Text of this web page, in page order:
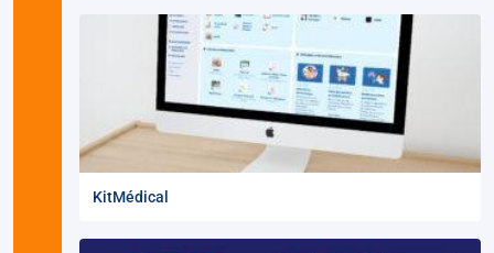
KitMédical